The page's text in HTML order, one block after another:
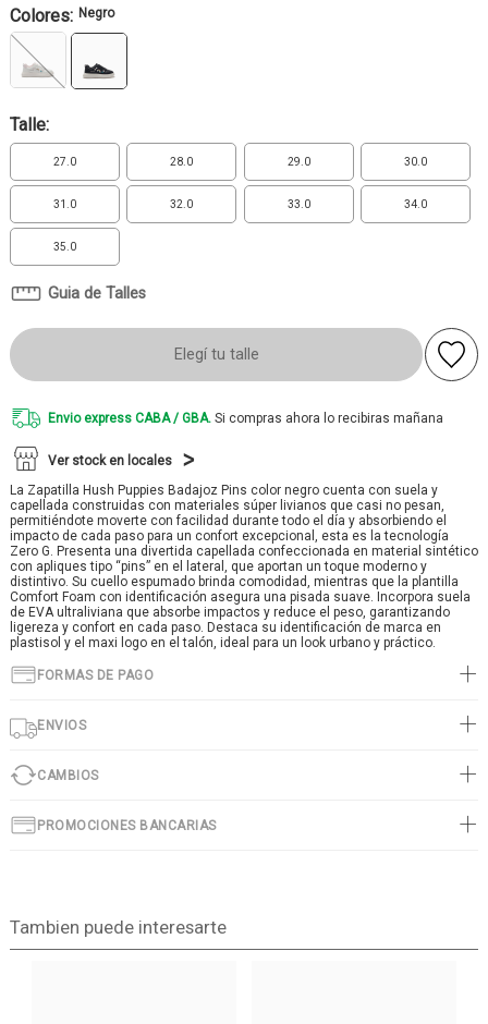
Colores: Negro
Talle:
27.0 28.0 29.0 30.0
31.0 32.0 33.0 34.0
35.0
Guia de Talles
Elegí tu talle
Envio express CABA / GBA. Si compras ahora lo recibiras mañana
Ver stock en locales
La Zapatilla Hush Puppies Badajoz Pins color negro cuenta con suela y
capellada construidas con materiales súper livianos que casi no pesan,
permitiéndote moverte con facilidad durante todo el día y absorbiendo el
impacto de cada paso para un confort excepcional, esta es la tecnología
Zero G. Presenta una divertida capellada confeccionada en material sintético
con apliques tipo “pins” en el lateral, que aportan un toque moderno y
distintivo. Su cuello espumado brinda comodidad, mientras que la plantilla
Comfort Foam con identificación asegura una pisada suave. Incorpora suela
de EVA ultraliviana que absorbe impactos y reduce el peso, garantizando
ligereza y confort en cada paso. Destaca su identificación de marca en
plastisol y el maxi logo en el talón, ideal para un look urbano y práctico.
FORMAS DE PAGO
ENVIOS
CAMBIOS
PROMOCIONES BANCARIAS
Tambien puede interesarte